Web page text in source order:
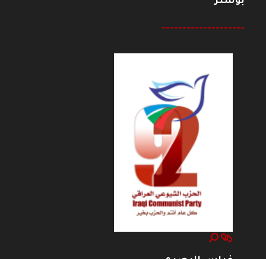
--------------------